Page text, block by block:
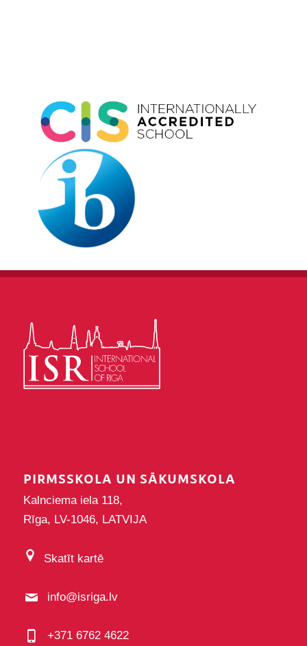
PIRMSSKOLA UN SĀKUMSKOLA
Kalnciema iela 118,
Rīga, LV-1046, LATVIJA
Skatīt kartē
info@isriga.lv
+371 6762 4622